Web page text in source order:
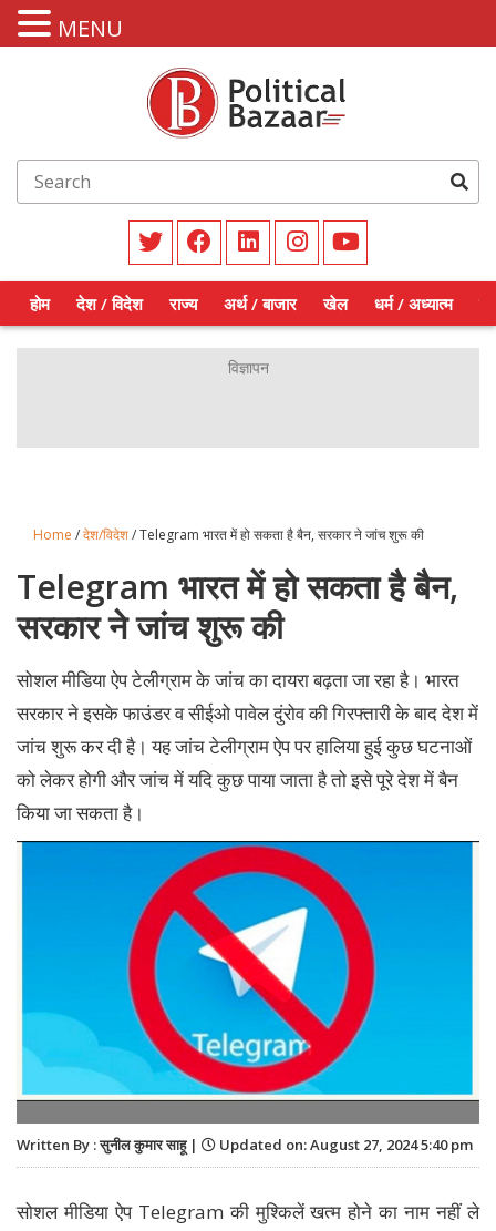
होम देश / विदेश राज्य अर्थ / बाजार खेल धर्म / अध्यात्म
Home /देश/विदेश/ Telegram भारत में हो सकता है बैन, सरकार ने जांच शुरू की
Telegram भारत में हो सकता है बैन,
सरकार ने जांच शुरू की
सोशल मीडिया ऐप टेलीग्राम के जांच का दायरा बढ़ता जा रहा है। भारत
सरकार ने इसके फाउंडर व सीईओ पावेल दुंरोव की गिरफ्तारी के बाद देश में
जांच शुरू कर दी है। यह जांच टेलीग्राम ऐप पर हालिया हुई कुछ घटनाओं
को लेकर होगी और जांच में यदि कुछ पाया जाता है तो इसे पूरे देश में बैन
किया जा सकता है।
Written By : सुनील कुमार साहू | Updated on: August 27, 2024 5:40 pm
सोशल मीडिया ऐप Telegram की मुश्किलें खत्म होने का नाम नहीं ले
MENU